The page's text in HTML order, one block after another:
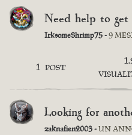
Need help to get
IrksomeShrimp75 -9
1 POST
Looking for
zaknafien2003 -UN